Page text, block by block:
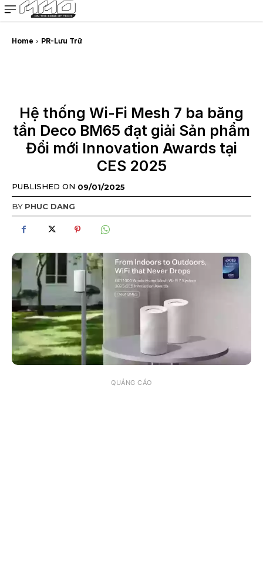
MMOSITE - Thông tin công nghệ
Bài viết nổi bật
Home PR-Lưu Trữ
Hệ thống Wi-Fi Mesh 7 ba băng
tần Deco BM65 đạt giải Sản phẩm
Đổi mới Innovation Awards tại
CES 2025
PUBLISHED ON 09/01/2025
BY PHUC DANG
QUẢNG CÁO